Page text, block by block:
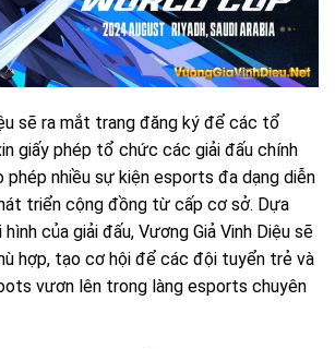
sẽ ra mắt trang đăng ký để các tổ
giấy phép tổ chức các giải đấu chính
phép nhiều sự kiện esports đa dạng diễn
triển cộng đồng từ cấp cơ sở. Dựa
của giải đấu, Vương Giả Vinh Diệu sẽ
hợp, tạo cơ hội để các đội tuyển trẻ và
vươn lên trong làng esports chuyên